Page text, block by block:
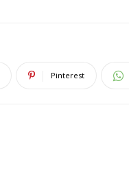
Pinterest